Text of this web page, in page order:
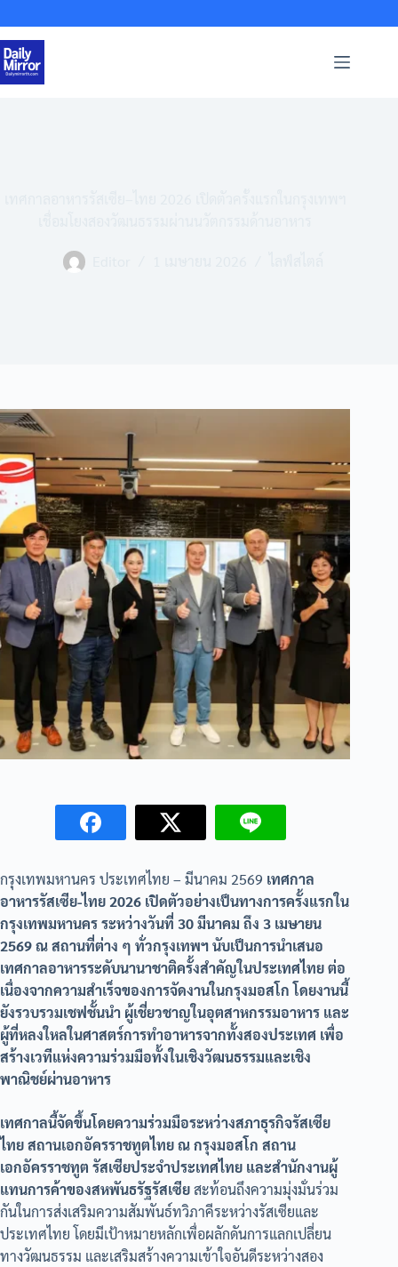
to
content
กรุงเทพมหานคร ประเทศไทย – มีนาคม 2569 เทศกาล
อาหารรัสเซีย-ไทย 2026 เปิดตัวอย่างเป็นทางการครั้งแรกใน
กรุงเทพมหานคร ระหว่างวันที่ 30 มีนาคม ถึง 3 เมษายน
2569 ณ สถานที่ต่าง ๆ ทั่วกรุงเทพฯ นับเป็นการนำเสนอ
เทศกาลอาหารระดับนานาชาติครั้งสำคัญในประเทศไทย ต่อ
เนื่องจากความสำเร็จของการจัดงานในกรุงมอสโก โดยงานนี้
ยังรวบรวมเชฟชั้นนำ ผู้เชี่ยวชาญในอุตสาหกรรมอาหาร และ
ผู้ที่หลงใหลในศาสตร์การทำอาหารจากทั้งสองประเทศ เพื่อ
สร้างเวทีแห่งความร่วมมือทั้งในเชิงวัฒนธรรมและเชิง
พาณิชย์ผ่านอาหาร
เทศกาลนี้จัดขึ้นโดยความร่วมมือระหว่างสภาธุรกิจรัสเซีย
ไทย สถานเอกอัครราชทูตไทย ณ กรุงมอสโก สถาน
เอกอัครราชทูต รัสเซียประจำประเทศไทย และสำนักงานผู้
แทนการค้าของสหพันธรัฐรัสเซียสะท้อนถึงความมุ่งมั่นร่วม
กันในการส่งเสริมความสัมพันธ์ทวิภาคีระหว่างรัสเซียและ
ประเทศไทย โดยมีเป้าหมายหลักเพื่อผลักดันการแลกเปลี่ยน
ทางวัฒนธรรม และเสริมสร้างความเข้าใจอันดีระหว่างสอง